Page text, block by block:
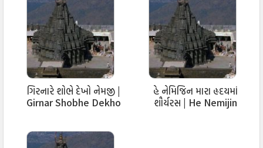
ગિરનારે શોભે દેખો નેમજી |
Girnar Shobhe Dekho
હે નેમિજિન મારા હૃદયમાં
શૌર્યરસ | He Nemijin